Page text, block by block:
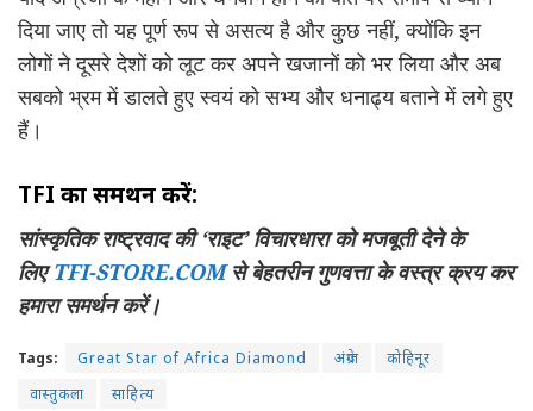
दिया जाए तो यह पूर्ण रूप से असत्य है और कुछ नहीं, क्योंकि इन
लोगों ने दूसरे देशों को लूट कर अपने खजानों को भर लिया और अब
सबको भ्रम में डालते हुए स्वयं को सभ्य और धनाढ्य बताने में लगे हुए
हैं।
TFI का समर्थन करें:
सांस्कृतिक राष्ट्रवाद की‘राइट’विचारधारा को मजबूती देने के
लिए TFI-STORE.COM से बेहतरीन गुणवत्ता के वस्त्र क्रय कर
हमारा समर्थन करें।
Tags: Great Star of Africa Diamond अंग्रेज
कोहिनूर
वास्तुकला
साहित्य